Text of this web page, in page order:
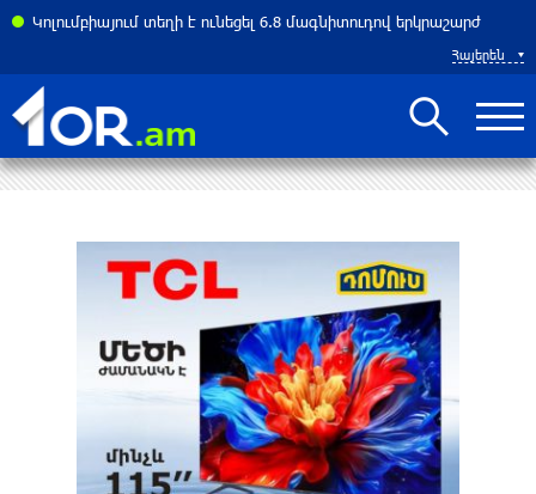
Կոլումբիայում տեղի է ունեցել 6.8 մագնիտուդով երկրաշարժ
Հայերեն